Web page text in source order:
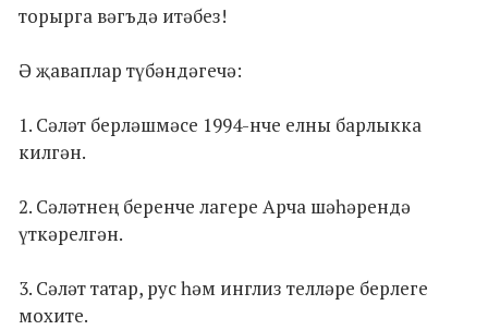
торырга вәгъдә итәбез!
Ә җаваплар түбәндәгечә:
1. Сәләт берләшмәсе 1994-нче елны барлыкка
килгән.
2. Сәләтнең беренче лагере Арча шәһәрендә
үткәрелгән.
3. Сәләт татар, рус һәм инглиз телләре берлеге
мохите.